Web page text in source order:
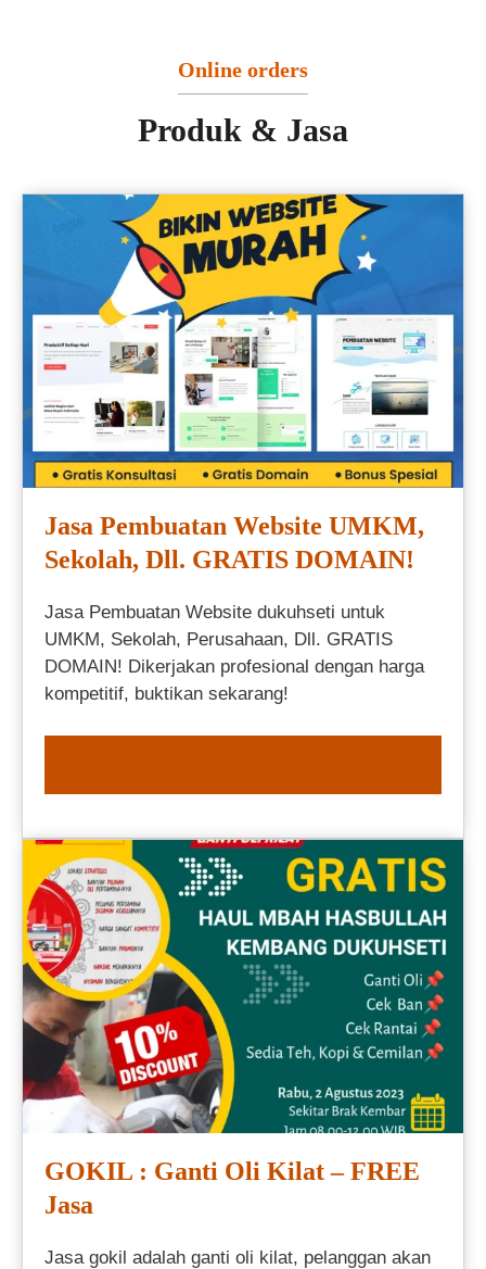
Online orders
Produk & Jasa
Jasa Pembuatan Website UMKM,
Sekolah, Dll. GRATIS DOMAIN!
Jasa Pembuatan Website dukuhseti untuk
UMKM, Sekolah, Perusahaan, Dll. GRATIS
DOMAIN! Dikerjakan profesional dengan harga
kompetitif, buktikan sekarang!
GOKIL : Ganti Oli Kilat – FREE
Jasa
Jasa gokil adalah ganti oli kilat, pelanggan akan